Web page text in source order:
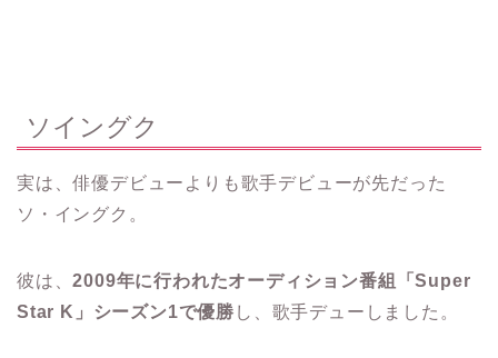
ソイングク
実は、俳優デビューよりも歌手デビューが先だった
ソ・イングク。
彼は、2009年に行われたオーディション番組「Super
Star K」シーズン1で優勝 し、歌手デューしました。